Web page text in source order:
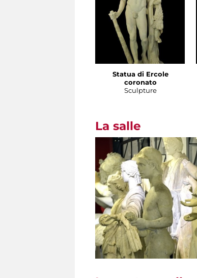
Statua di Ercole
coronato
Sculpture
La salle